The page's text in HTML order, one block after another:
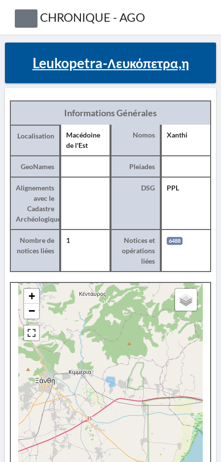
CHRONIQUE - AGO
Leukopetra-Λευκόπετρα,η
Informations Générales
Localisation
Macédoine
de l'Est
Nomos Xanthi
GeoNames Pleiades
Alignements
avec le
Cadastre
Archéologique
DSG PPL
Nombre de
notices liées
1
Notices et
opérations
liées
6488
+
−